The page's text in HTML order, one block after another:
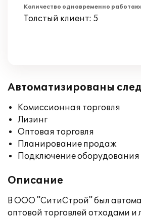
Количество одновременно
Толстый клиент: 5
Автоматизированы
Комиссионная торговля
Лизинг
Оптовая торговля
Планирование продаж
Подключение оборудования
Описание
В ООО "СитиСтрой" был
оптовой торговлей отходами и